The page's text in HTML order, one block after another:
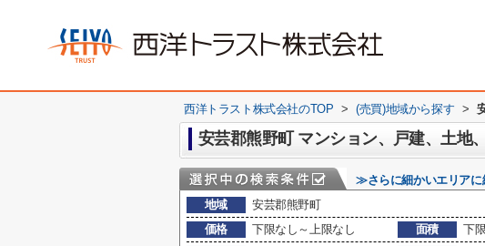
西洋トラスト株式会社のTOP > (売買)地域から探す >
安芸郡熊野町 マンション、戸建、土地
≫さらに細かいエリアに
地域
安芸郡熊野町
価格
下限なし～上限なし 面積 下